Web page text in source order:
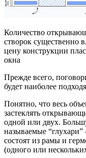
Количество
створок существенно
цену конструкции
окна
Прежде всего,
будет наиболее
Понятно, что весь
застеклять
одной или двух.
называемые
состоят из рамы и
(одного или